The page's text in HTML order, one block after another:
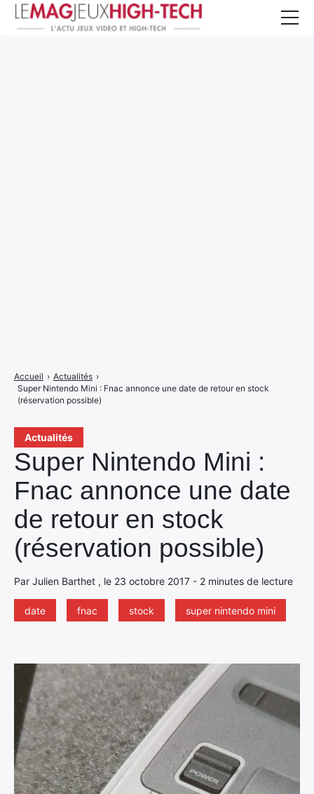
Actualités
Super Nintendo Mini :
Fnac annonce une date
de retour en stock
(réservation possible)
Par Julien Barthet , le 23 octobre 2017 - 2 minutes de lecture
date fnac stock super nintendo mini
Accueil › Actualités ›
Super Nintendo Mini : Fnac annonce une date de retour en stock
(réservation possible)